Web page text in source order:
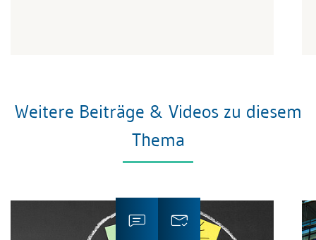
Weitere Beiträge & Videos zu diesem
Thema